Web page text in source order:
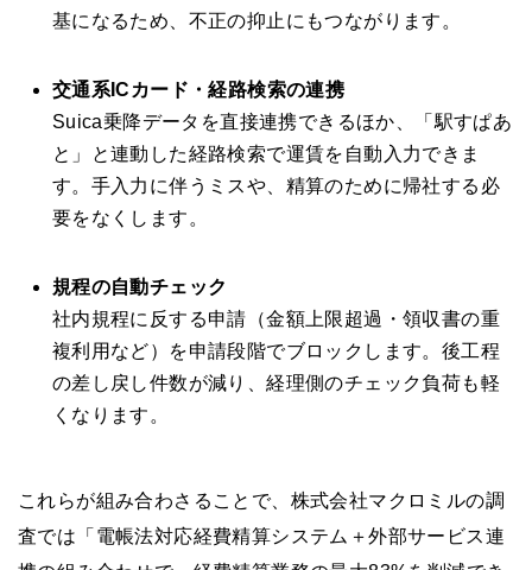
基になるため、不正の抑止にもつながります。
交通系ICカード・経路検索の連携
Suica乗降データを直接連携できるほか、「駅すぱあ
と」と連動した経路検索で運賃を自動入力できま
す。手入力に伴うミスや、精算のために帰社する必
要をなくします。
規程の自動チェック
社内規程に反する申請（金額上限超過・領収書の重
複利用など）を申請段階でブロックします。後工程
の差し戻し件数が減り、経理側のチェック負荷も軽
くなります。
これらが組み合わさることで、株式会社マクロミルの調
査では「電帳法対応経費精算システム＋外部サービス連